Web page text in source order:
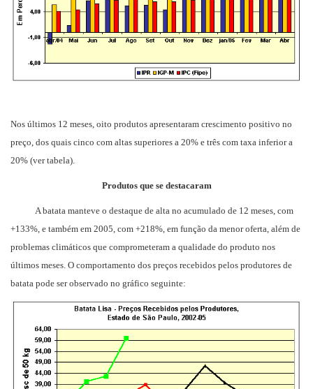
Nos últimos 12 meses, oito produtos apresentaram crescimento positivo no
preço, dos quais cinco com altas superiores a 20% e três com taxa inferior a
20% (ver tabela).
Produtos que se destacaram
A batata manteve o destaque de alta no acumulado de 12 meses, com
+133%, e também em 2005, com +218%, em função da menor oferta, além de
problemas climáticos que comprometeram a qualidade do produto nos
últimos meses. O comportamento dos preços recebidos pelos produtores de
batata pode ser observado no gráfico seguinte: